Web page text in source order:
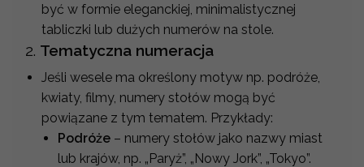
być w formie eleganckiej, minimalistycznej
tabliczki lub dużych numerów na stole.
2. Tematyczna numeracja
Jeśli wesele ma określony motyw np. podróże,
kwiaty, filmy, numery stołów mogą być
powiązane z tym tematem. Przykłady:
Podróże – numery stołów jako nazwy miast
lub krajów, np. „Paryż”, „Nowy Jork”, „Tokyo”.